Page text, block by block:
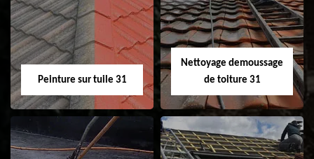
ravalement de
façade 31
Peinture sur tuile 31
Nettoyage demoussage
de toiture 31